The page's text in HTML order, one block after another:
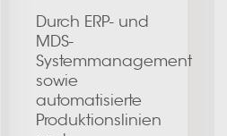
Durch ERP- und
MDS-
Systemmanagement
sowie
automatisierte
Produktionslinien